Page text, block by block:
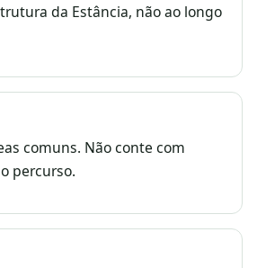
da Estância, não ao longo
comuns. Não conte com
percurso.